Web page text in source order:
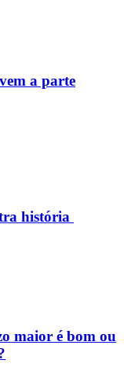
a parte
história
maior é bom ou